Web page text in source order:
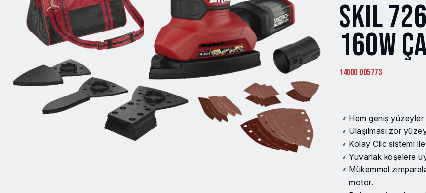
SKIL
160W
14000 005773
Hem geniş yüzeyler
Ulaşılması zor
Kolay Clic sistemi
Yuvarlak köşelere
Mükemmel
motor.